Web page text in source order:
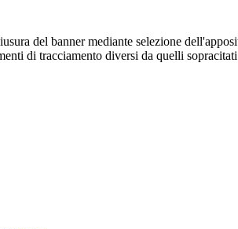
del banner mediante selezione
di tracciamento diversi da quelli